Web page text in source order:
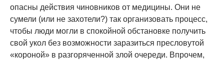
опасны действия чиновников от медицины. Они не
сумели (или не захотели?) так организовать процесс,
чтобы люди могли в спокойной обстановке получить
свой укол без возможности заразиться пресловутой
«короной» в разгоряченной злой очереди. Впрочем,